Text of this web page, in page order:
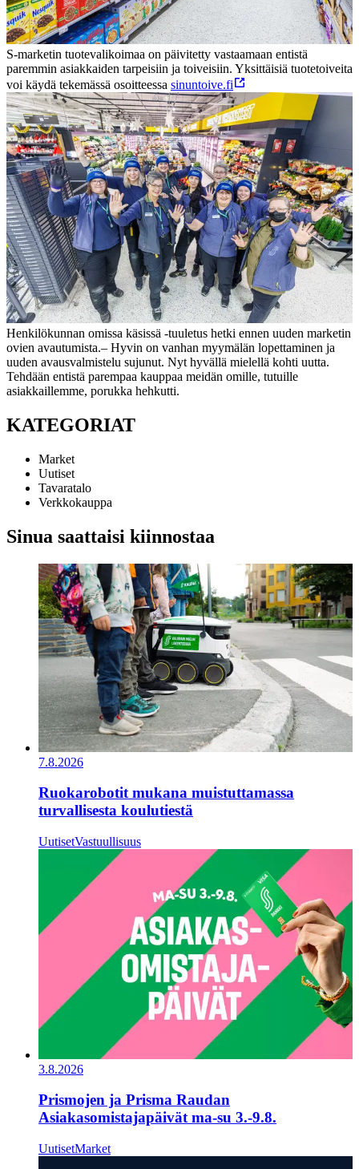
S-marketin tuotevalikoimaa on päivitetty vastaamaan entistä
paremmin asiakkaiden tarpeisiin ja toiveisiin. Yksittäisiä tuotetoiveita
voi käydä tekemässä osoitteessa sinuntoive.fi
Henkilökunnan omissa käsissä -tuuletus hetki ennen uuden marketin
ovien avautumista.– Hyvin on vanhan myymälän lopettaminen ja
uuden avausvalmistelu sujunut. Nyt hyvällä mielellä kohti uutta.
Tehdään entistä parempaa kauppaa meidän omille, tutuille
asiakkaillemme, porukka hehkutti.
KATEGORIAT
Market
Uutiset
Tavaratalo
Verkkokauppa
Sinua saattaisi kiinnostaa
7.8.2026
Ruokarobotit mukana muistuttamassa
turvallisesta koulutiestä
UutisetVastuullisuus
3.8.2026
Prismojen ja Prisma Raudan
Asiakasomistajapäivät ma-su 3.-9.8.
UutisetMarket